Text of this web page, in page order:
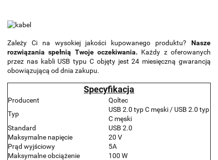
Zależy Ci na wysokiej jakości kupowanego produktu? Nasze
rozwiązania spełnią Twoje oczekiwania. Każdy z oferowanych
przez nas kabli USB typu C objęty jest 24 miesięczną gwarancją
obowiązującą od dnia zakupu.
Specyfikacja
Producent
Qoltec
Typ
USB 2.0 typ C męski / USB 2.0 typ
C męski
Standard
USB 2.0
Maksymalne napięcie
20 V
Prąd wyjściowy
5A
Maksymalne obciążenie
100 W